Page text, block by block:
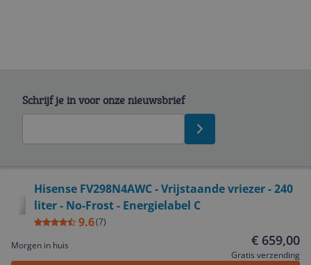
Hisense FV298N4AWC - Vrijstaande vriezer - 240
liter - No-Frost - Energielabel C
9.6(7)
Morgen in huis
€ 659,00
Gratis verzending
Schrijf je in voor onze nieuwsbrief
Service
Algemeen